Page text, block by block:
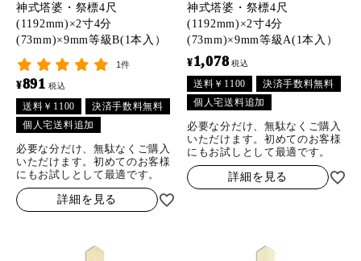
神式塔婆・祭標4尺
(1192mm)×2寸4分
(73mm)×9mm等級B(1本入）
1件
¥891 税込
送料￥1100
決済手数料無料
個人宅送料追加
必要な分だけ、無駄なくご購入
いただけます。初めてのお客様
にもお試しとして最適です。
詳細を見る
神式塔婆・祭標4尺
(1192mm)×2寸4分
(73mm)×9mm等級A(1本入）
¥1,078 税込
送料￥1100
決済手数料無料
個人宅送料追加
必要な分だけ、無駄なくご購入
いただけます。初めてのお客様
にもお試しとして最適です。
詳細を見る